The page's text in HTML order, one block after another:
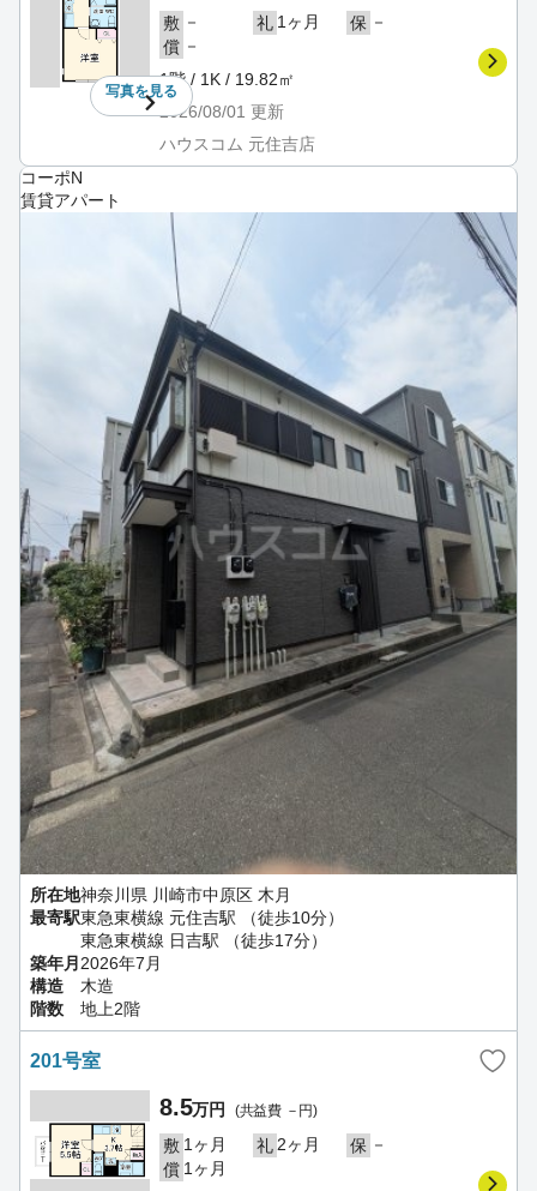
写真を見る
敷 － 礼 1ヶ月 保 －
償 －
1階 / 1K / 19.82㎡
2026/08/01 更新
ハウスコム 元住吉店
コーポN
賃貸アパート
所在地神奈川県 川崎市中原区 木月
最寄駅東急東横線 元住吉駅 （徒歩10分）
東急東横線 日吉駅 （徒歩17分）
築年月 2026年7月
構造
木造
階数
地上2階
201号室
8.5万円 (共益費 －円)
敷 1ヶ月 礼 2ヶ月 保 －
償 1ヶ月